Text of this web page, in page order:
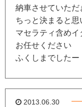
納車させていた
ちっと決まると思
マセラティ含め
お任せください
ふくしまでしたー
2013.06.30